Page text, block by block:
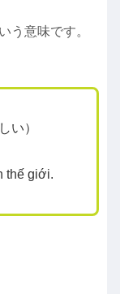
う意味です。
い）
thế giới.